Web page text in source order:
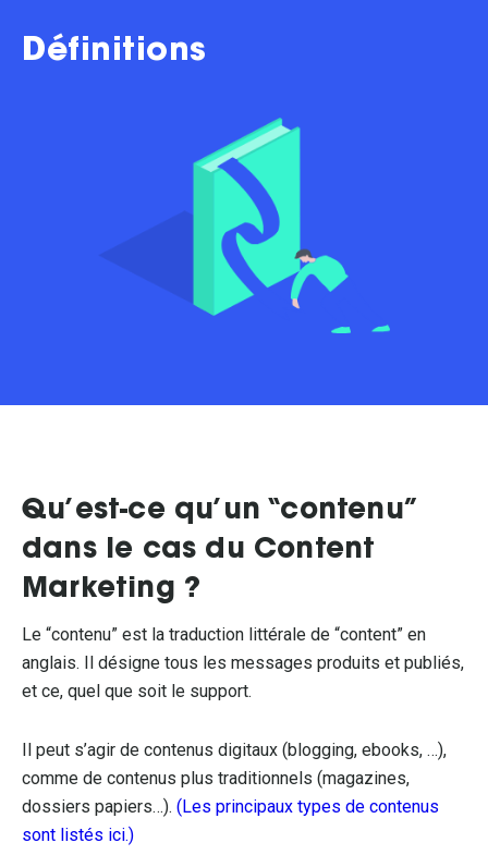
Définitions
Qu’est-ce qu’un “contenu”
dans le cas du Content
Marketing ?
Le “contenu” est la traduction littérale de “content” en
anglais. Il désigne tous les messages produits et publiés,
et ce, quel que soit le support.
Il peut s’agir de contenus digitaux (blogging, ebooks, …),
comme de contenus plus traditionnels (magazines,
dossiers papiers…). (Les principaux types de contenus
sont listés ici.)